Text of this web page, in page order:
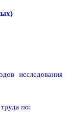
исследования
по: